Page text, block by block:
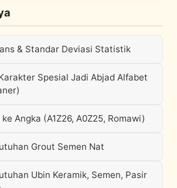
& Standar Deviasi Statistik
Spesial Jadi Abjad Alfabet
Angka (A1Z26, A0Z25, Romawi)
Grout Semen Nat
Ubin Keramik, Semen, Pasir